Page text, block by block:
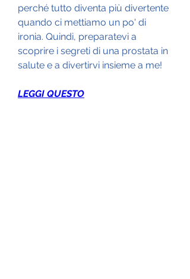
perché tutto diventa più divertente
quando ci mettiamo un po' di
ironia. Quindi, preparatevi a
scoprire i segreti di una prostata in
salute e a divertirvi insieme a me!
LEGGI QUESTO